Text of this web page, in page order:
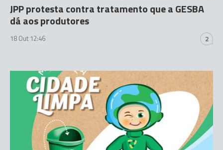
JPP protesta contra tratamento que a GESBA
dá aos produtores
18 Out 12:46 2